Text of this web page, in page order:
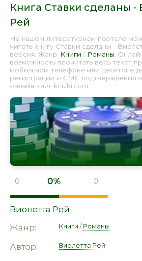
Книга Ставки сделаны -
Рей
На нашем литературном портале
читать книгу Ставки сделаны -
версия. Жанр: Книги / Романы .
возможность прочитать весь текст
мобильном телефоне или десктопе
регистрации и СМС подтверждения
онлайн книг knizki.com.
0 0% 0
Виолетта Рей
Жанр:
Книги /Романы
Автор: Виолетта Рей